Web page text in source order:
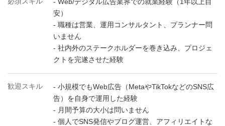
安）
- 職種は営業、運用コンサルタント、プランナー問
いません
- 社内外のステークホルダーを巻き込み、プロジェ
クトを完遂させた経験
歓迎スキル
- 小規模でもWeb広告（MetaやTikTokなどのSNS広
告）を自身で運用した経験
- 月間予算の大小は問いません
- 個人でSNS発信やブログ運営、アフィリエイトな